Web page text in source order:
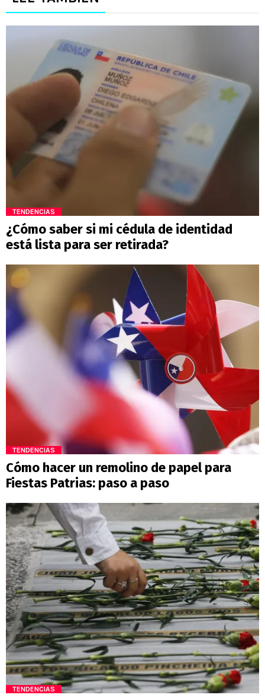
TENDENCIAS
¿Cómo saber si mi cédula de identidad
está lista para ser retirada?
TENDENCIAS
Cómo hacer un remolino de papel para
Fiestas Patrias: paso a paso
TENDENCIAS